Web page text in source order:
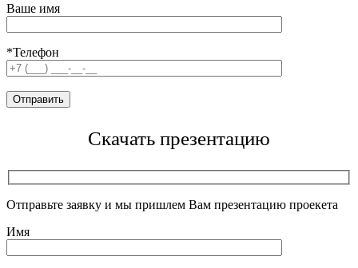
Ваше имя
*Телефон
Скачать презентацию
Отправьте заявку и мы пришлем Вам презентацию проекета
Имя